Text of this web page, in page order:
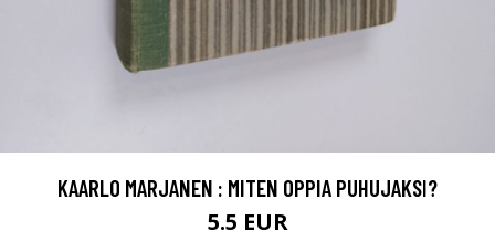
KAARLO MARJANEN : MITEN OPPIA PUHUJAKSI?
5.5 EUR